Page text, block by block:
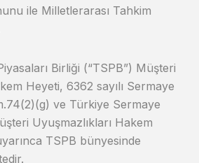
ile Milletlerarası Tahkim
Birliği (“TSPB”) Müşteri
Heyeti, 6362 sayılı Sermaye
ve Türkiye Sermaye
Uyuşmazlıkları Hakem
TSPB bünyesinde